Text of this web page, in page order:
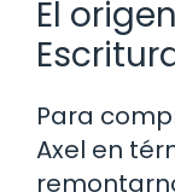
El
Para
Axel en